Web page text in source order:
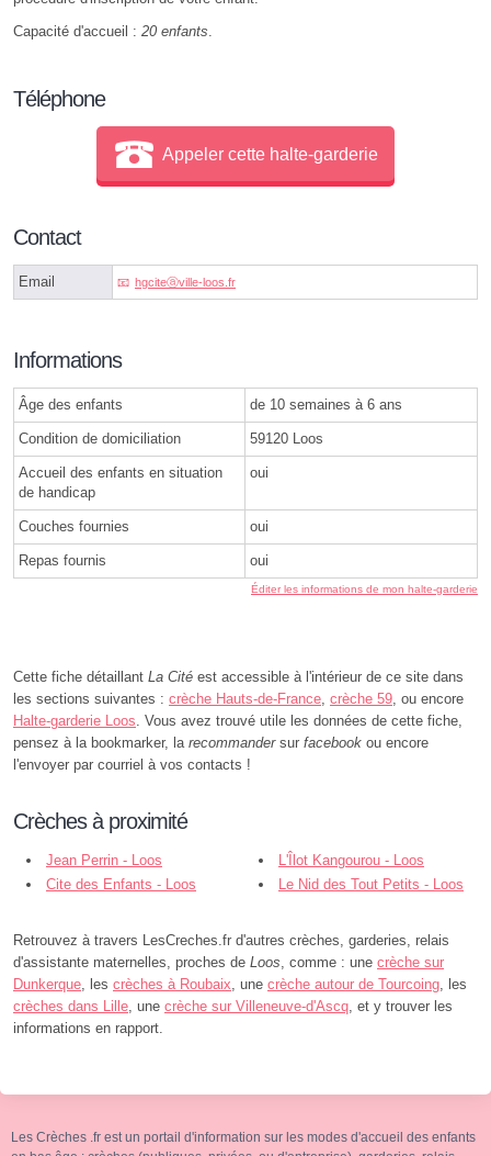
Capacité d'accueil : 20 enfants.
Téléphone
Appeler cette halte-garderie
Contact
Email hgciteⓐville-loos.fr
Informations
Âge des enfants de 10 semaines à 6 ans
Condition de domiciliation 59120 Loos
Accueil des enfants en situation
de handicap
oui
Couches fournies oui
Repas fournis oui
Éditer les informations de mon halte-garderie
Cette fiche détaillant La Cité est accessible à l'intérieur de ce site dans
les sections suivantes : crèche Hauts-de-France, crèche 59, ou encore
Halte-garderie Loos. Vous avez trouvé utile les données de cette fiche,
pensez à la bookmarker, la recommandersur facebook ou encore
l'envoyer par courriel à vos contacts !
Crèches à proximité
Jean Perrin - Loos
L'Îlot Kangourou - Loos
Cite des Enfants - Loos
Le Nid des Tout Petits - Loos
Retrouvez à travers LesCreches.fr d'autres crèches, garderies, relais
d'assistante maternelles, proches de Loos, comme : une crèche sur
Dunkerque, les crèches à Roubaix, une crèche autour de Tourcoing, les
crèches dans Lille, une crèche sur Villeneuve-d'Ascq, et y trouver les
informations en rapport.
Les Crèches .fr est un portail d'information sur les modes d'accueil des enfants